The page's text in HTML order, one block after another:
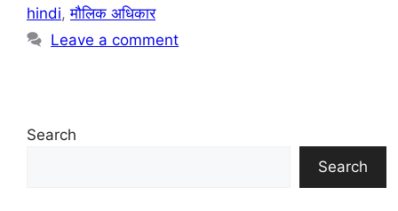
hindi,मौलिक अधिकार
Leave a comment
Search
Search